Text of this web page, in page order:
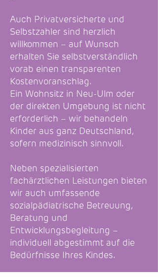
Auch Privatversicherte und
Selbstzahler sind herzlich
willkommen – auf Wunsch
erhalten Sie selbstverständlich
vorab einen transparenten
Kostenvoranschlag.
Ein Wohnsitz in Neu-Ulm oder
der direkten Umgebung ist nicht
erforderlich – wir behandeln
Kinder aus ganz Deutschland,
sofern medizinisch sinnvoll.
Neben spezialisierten
fachärztlichen Leistungen bieten
wir auch umfassende
sozialpädiatrische Betreuung,
Beratung und
Entwicklungsbegleitung –
individuell abgestimmt auf die
Bedürfnisse Ihres Kindes.